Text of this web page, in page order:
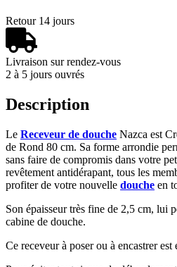
Retour 14 jours
Livraison sur rendez-vous
2 à 5 jours ouvrés
Description
Le Receveur de douche Nazca est
de Rond 80 cm. Sa forme arrondie
sans faire de compromis dans votre
revêtement antidérapant, tous les
profiter de votre nouvelle douche en
Son épaisseur très fine de 2,5 cm, lui
cabine de douche.
Ce receveur à poser ou à encastrer est